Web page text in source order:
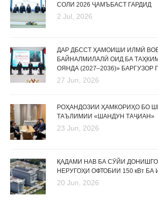
СОЛИ 2026 ҶАМЪБАСТ ГАРДИД
2 Jul, 2026
ДАР ДБССТ ҲАМОИШИ ИЛМӢ
БАЙНАЛМИЛАЛӢ ОИД БА
ОЯНДА (2027–2036)» БАРГУЗОР
27 Jun, 2026
РОҲАНДОЗИИ ҲАМКОРИҲО БО
ТАЪЛИМИИ «ШАНДУН ТАҶИАН»
23 Jun, 2026
ҚАДАМИ НАВ БА СӮЙИ
НЕРУГОҲИ ОФТОБИИ 150 кВт
20 Jun, 2026